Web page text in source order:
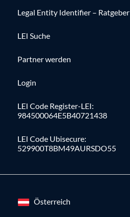
Legal Entity Identifier – Ratgeber
LEI Suche
Partner werden
Login
LEI Code Register-LEI:
984500064E5B40721438
LEI Code Ubisecure:
529900T8BM49AURSDO55
Österreich